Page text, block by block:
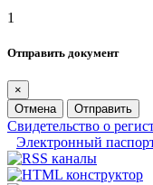
1
Отправить документ
×
Отмена
Отправить
Свидетельство о
Электронный